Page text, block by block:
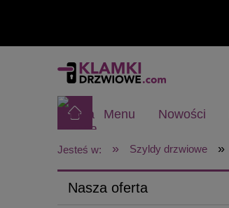
Menu Nowości
Jesteś w: » Szyldy drzwiowe »
Nasza oferta